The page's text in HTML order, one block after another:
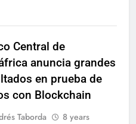
Central de
anuncia grandes
en prueba de
con Blockchain
Taborda
8 years